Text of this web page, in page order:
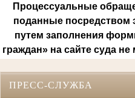
Процессуальные
поданные посредством
путем заполнения
граждан» на сайте суда
ПРЕСС-СЛУЖБА